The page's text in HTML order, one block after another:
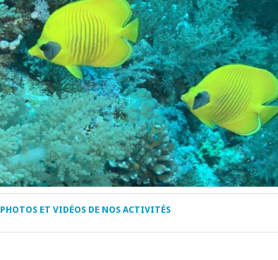
PHOTOS ET VIDÉOS DE NOS ACTIVITÉS